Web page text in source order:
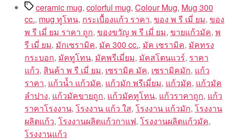
Tagsceramic mug, colorful mug, Colour Mug, Mug 300
cc., mug ทูโทน, กระเบื้องแก้ว ราคา, ของ พ รี เมี่ ยม, ของ
พ รี เมี่ ยม ราคา ถูก, ของขวัญ พ รี เมี่ ยม, ขายแก้วมัค, พ
รี เมี่ ยม, มักเซรามิค, มัค 300 cc., มัค เซรามิค, มัคทรง
กระบอก, มัคทูโทน, มัคพรีเมี่ยม, มัคสโตนแวร์, ราคา
แก้ว, สินค้า พ รี เมี่ ยม, เซรามิค มัค, เซรามิคมัก, แก้ว
ราคา, แก้วน้ำ แก้วมัค, แก้วมัก พรีเมี่ยม, แก้วมัค, แก้วมัค
ลำปาง, แก้วมัคขายถูก, แก้วมัคทูโทน, แก้วราคาถูก, แก้ว
ราคาโรงงาน, โรงงาน แก้ว ใส, โรงงาน แก้วมัก, โรงงาน
ผลิตแก้ว, โรงงานผลิตแก้วกาแฟ, โรงงานผลิตแก้วมัค,
โรงงานแก้ว